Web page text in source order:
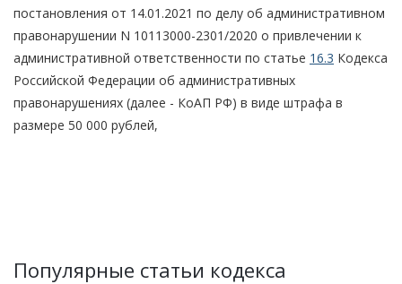
постановления от 14.01.2021 по делу об административном
правонарушении N 10113000-2301/2020 о привлечении к
административной ответственности по статье 16.3 Кодекса
Российской Федерации об административных
правонарушениях (далее - КоАП РФ) в виде штрафа в
размере 50 000 рублей,
Популярные статьи кодекса